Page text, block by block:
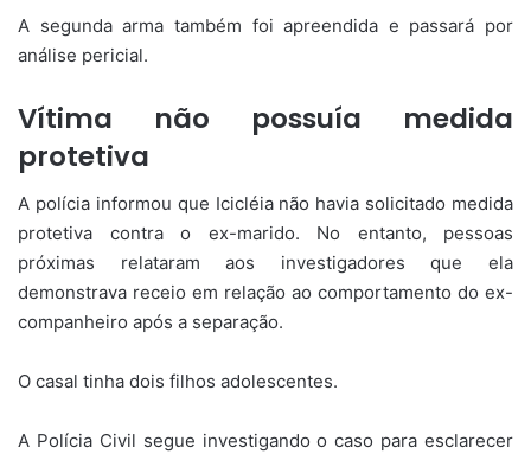
A segunda arma também foi apreendida e passará por
análise pericial.
Vítima não possuía medida
protetiva
A polícia informou que Icicléia não havia solicitado medida
protetiva contra o ex-marido. No entanto, pessoas
próximas relataram aos investigadores que ela
demonstrava receio em relação ao comportamento do ex-
companheiro após a separação.
O casal tinha dois filhos adolescentes.
A Polícia Civil segue investigando o caso para esclarecer